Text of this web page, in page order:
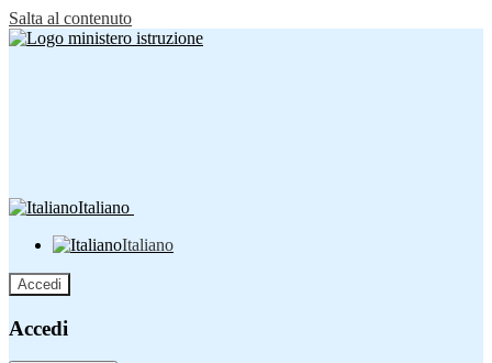
Salta al contenuto
Italiano
Italiano
Accedi
Accedi